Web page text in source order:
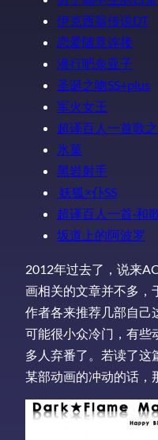
伊克西翁传说DT
恋爱随意连接
潜行吧奈亚子
圣诞之吻SS+plus
军火女王
超译百人一首歌
氷菓
黑岩射手
妖狐×仆SS
超译百人一首·和
坂道上的阿波罗
2012年过去了，说来
画相关的文章并不多，
作者各来推荐几部自己
可能很小众冷门，有些
多人弃番了。若读了这
某部动画的冲动的话，